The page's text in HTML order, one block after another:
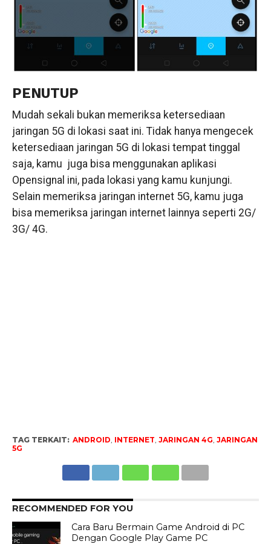
PENUTUP
Mudah sekali bukan memeriksa ketersediaan
jaringan 5G di lokasi saat ini. Tidak hanya mengecek
ketersediaan jaringan 5G di lokasi tempat tinggal
saja, kamu juga bisa menggunakan aplikasi
Opensignal ini, pada lokasi yang kamu kunjungi.
Selain memeriksa jaringan internet 5G, kamu juga
bisa memeriksa jaringan internet lainnya seperti 2G/
3G/ 4G.
TAG TERKAIT: ANDROID INTERNET JARINGAN 4G JARINGAN
5G
RECOMMENDED FOR YOU
Cara Baru Bermain Game Android di PC
Dengan Google Play Game PC